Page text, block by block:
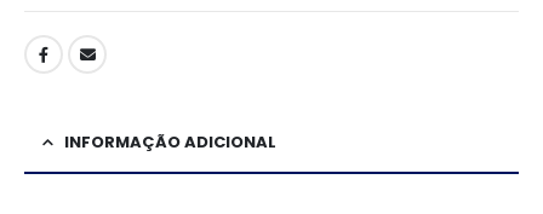
INFORMAÇÃO ADICIONAL